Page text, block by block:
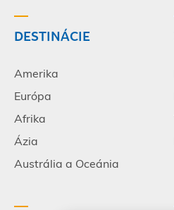
DESTINÁCIE
Amerika
Európa
Afrika
Ázia
Austrália a Oceánia